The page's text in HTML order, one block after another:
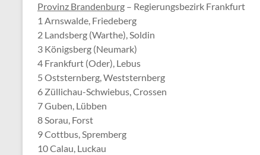
Provinz Brandenburg – Regierungsbezirk Frankfurt
1 Arnswalde, Friedeberg
2 Landsberg (Warthe), Soldin
3 Königsberg (Neumark)
4 Frankfurt (Oder), Lebus
5 Oststernberg, Weststernberg
6 Züllichau-Schwiebus, Crossen
7 Guben, Lübben
8 Sorau, Forst
9 Cottbus, Spremberg
10 Calau, Luckau